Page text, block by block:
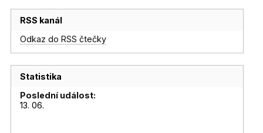
RSS kanál
Odkaz do RSS čtečky
Statistika
Poslední událost:
13. 06.